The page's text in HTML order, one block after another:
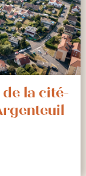
de la cité-